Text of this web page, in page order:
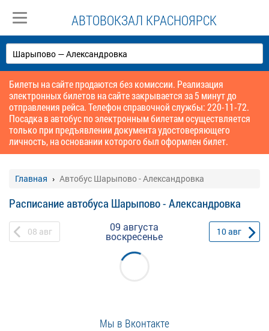
АВТОВОКЗАЛ КРАСНОЯРСК
Билеты на сайте продаются без комиссии. Реализация
электронных билетов на сайте закрывается за 5 минут до
отправления рейса. Телефон справочной службы: 220-11-72.
Посадка в автобус по электронным билетам осуществляется
только при предъявлении документа удостоверяющего
личность, на основании которого был оформлен билет.
Главная Автобус Шарыпово - Александровка
Расписание автобуса Шарыпово - Александровка
08 авг 09 августа
воскресенье 10авг
Мы в Вконтакте